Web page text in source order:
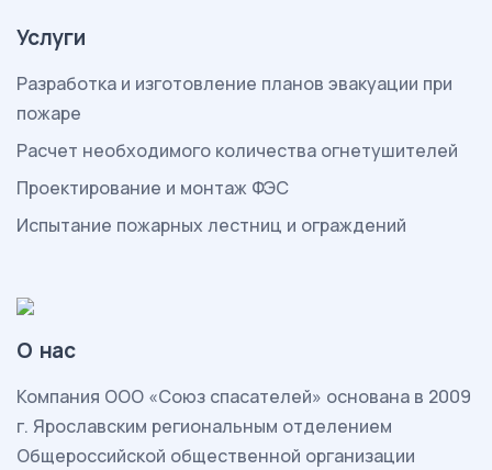
Услуги
Разработка и изготовление планов эвакуации при
пожаре
Расчет необходимого количества огнетушителей
Проектирование и монтаж ФЭС
Испытание пожарных лестниц и ограждений
О нас
Компания ООО «Союз спасателей» основана в 2009
г. Ярославским региональным отделением
Общероссийской общественной организации